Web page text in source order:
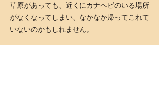
草原があっても、近くにカナヘビのいる場所
がなくなってしまい、なかなか帰ってこれて
いないのかもしれません。